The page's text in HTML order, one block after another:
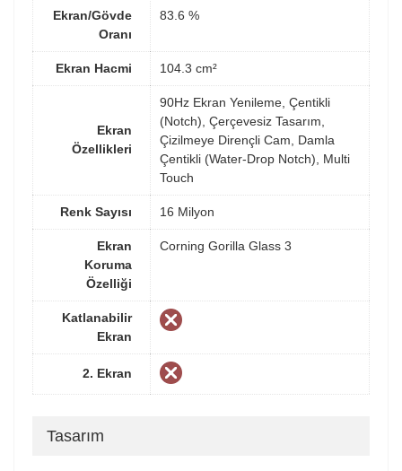
Ekran/Gövde
Oranı
83.6 %
Ekran Hacmi 104.3 cm²
Ekran
Özellikleri
90Hz Ekran Yenileme, Çentikli
(Notch), Çerçevesiz Tasarım,
Çizilmeye Dirençli Cam, Damla
Çentikli (Water-Drop Notch), Multi
Touch
Renk Sayısı 16 Milyon
Ekran
Koruma
Özelliği
Corning Gorilla Glass 3
Katlanabilir
Ekran
2. Ekran
Tasarım